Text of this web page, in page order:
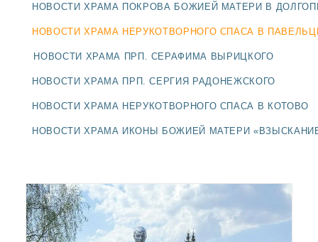
НОВОСТИ
БЛАГОЧИНИЯ
ДОЛГОПРУДНЕНСКОЕ
СЕРГИЕВО-ПОСАДСКОЙ
ЕПАРХИИ
НОВОСТИ ХРАМА ПОКРОВА БОЖИЕЙ МАТЕРИ В
НОВОСТИ ХРАМА НЕРУКОТВОРНОГО СПАСА В
НОВОСТИ ХРАМА ПРП. СЕРАФИМА ВЫРИЦКОГО
НОВОСТИ ХРАМА ПРП. СЕРГИЯ РАДОНЕЖСКОГО
НОВОСТИ ХРАМА НЕРУКОТВОРНОГО СПАСА В КОТОВО
НОВОСТИ ХРАМА ИКОНЫ БОЖИЕЙ МАТЕРИ